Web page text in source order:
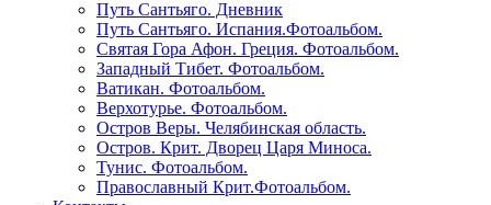
Путь Сантьяго. Дневник
Путь Сантьяго. Испания.Фотоальбом.
Святая Гора Афон. Греция. Фотоальбом.
Западный Тибет. Фотоальбом.
Ватикан. Фотоальбом.
Верхотурье. Фотоальбом.
Остров Веры. Челябинская область.
Остров. Крит. Дворец Царя Миноса.
Тунис. Фотоальбом.
Православный Крит.Фотоальбом.